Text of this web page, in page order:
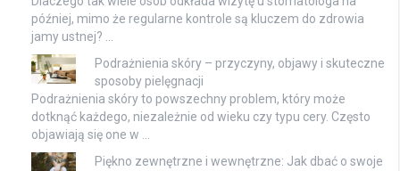
później, mimo że regularne kontrole są kluczem do zdrowia
jamy ustnej? …
Podrażnienia skóry – przyczyny, objawy i skuteczne
sposoby pielęgnacji
Podrażnienia skóry to powszechny problem, który może
dotknąć każdego, niezależnie od wieku czy typu cery. Często
objawiają się one w …
Piękno zewnętrzne i wewnętrzne: Jak dbać o swoje